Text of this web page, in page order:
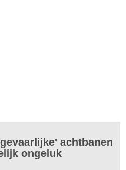
achtbanen
ongeluk